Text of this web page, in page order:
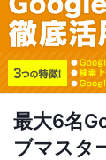
最大6名
ブマスタ